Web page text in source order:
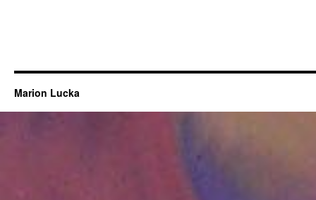
Marion Lucka